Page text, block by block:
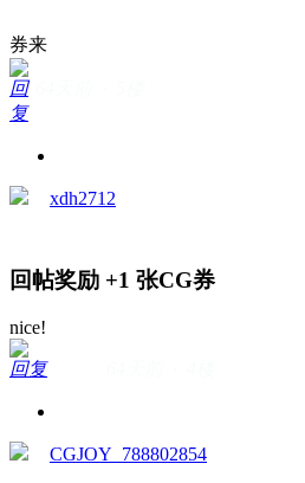
券来
回
复
xdh2712
回帖奖励 +1 张CG券
nice!
回复
CGJOY_788802854